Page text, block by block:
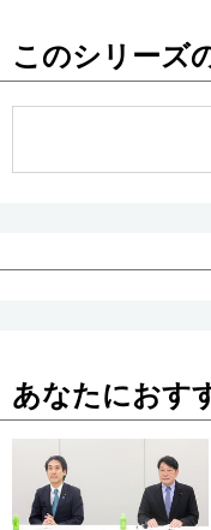
このシリーズ
あなたにおす